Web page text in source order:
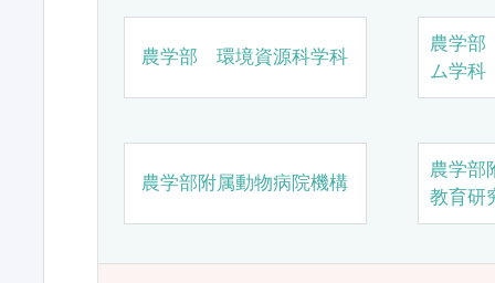
農学部 環境資源科学科
農学
ム学科
農学部附属動物病院機構
農学部
教育研